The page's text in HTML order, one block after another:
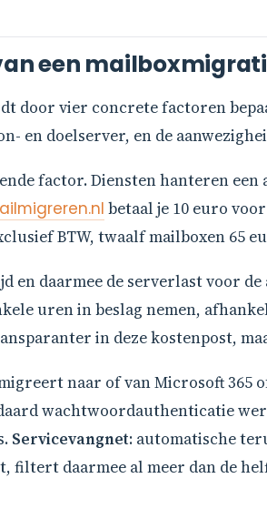
een
door vier concrete factoren
en doelserver, en de
factor. Diensten hanteren
betaal je 10 euro
BTW, twaalf mailboxen 65
en daarmee de serverlast voor
uren in beslag nemen,
in deze kostenpost,
naar of van Microsoft 365
wachtwoordauthenticatie
Servicevangnet: automatische
filtert daarmee al meer dan de